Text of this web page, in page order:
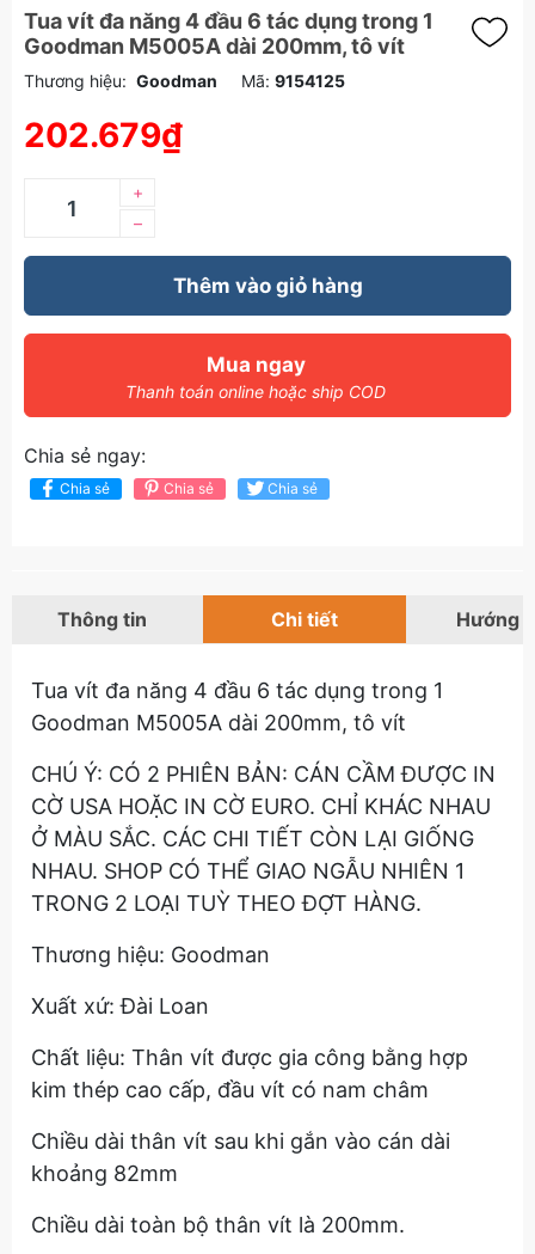
Tua vít đa năng 4 đầu 6 tác dụng trong 1
Goodman M5005A dài 200mm, tô vít
Thương hiệu: Goodman Mã: 9154125
202.679₫
–
+
Thêm vào giỏ hàng
Mua ngay
Thanh toán online hoặc ship COD
Chia sẻ ngay:
Chia sẻ Chia sẻ Chia sẻ
Thông tin Chi tiết Hướng
Tua vít đa năng 4 đầu 6 tác dụng trong 1
Goodman M5005A dài 200mm, tô vít
CHÚ Ý: CÓ 2 PHIÊN BẢN: CÁN CẦM ĐƯỢC IN
CỜ USA HOẶC IN CỜ EURO. CHỈ KHÁC NHAU
Ở MÀU SẮC. CÁC CHI TIẾT CÒN LẠI GIỐNG
NHAU. SHOP CÓ THỂ GIAO NGẪU NHIÊN 1
TRONG 2 LOẠI TUỲ THEO ĐỢT HÀNG.
Thương hiệu: Goodman
Xuất xứ: Đài Loan
Chất liệu: Thân vít được gia công bằng hợp
kim thép cao cấp, đầu vít có nam châm
Chiều dài thân vít sau khi gắn vào cán dài
khoảng 82mm
Chiều dài toàn bộ thân vít là 200mm.